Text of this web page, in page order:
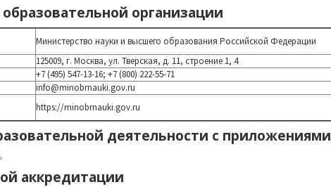
организации
Министерство науки и высшего образования Российской Федерации
125009, г. Москва, ул. Тверская, д. 11, строение 1, 4
+7 (495) 547-13-16; +7 (800) 222-55-71
info@minobrnauki.gov.ru
https://minobrnauki.gov.ru
деятельности с приложениями
аккредитации